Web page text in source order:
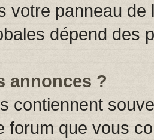
votre panneau de
dépend des
annonces ?
contiennent
forum que vous